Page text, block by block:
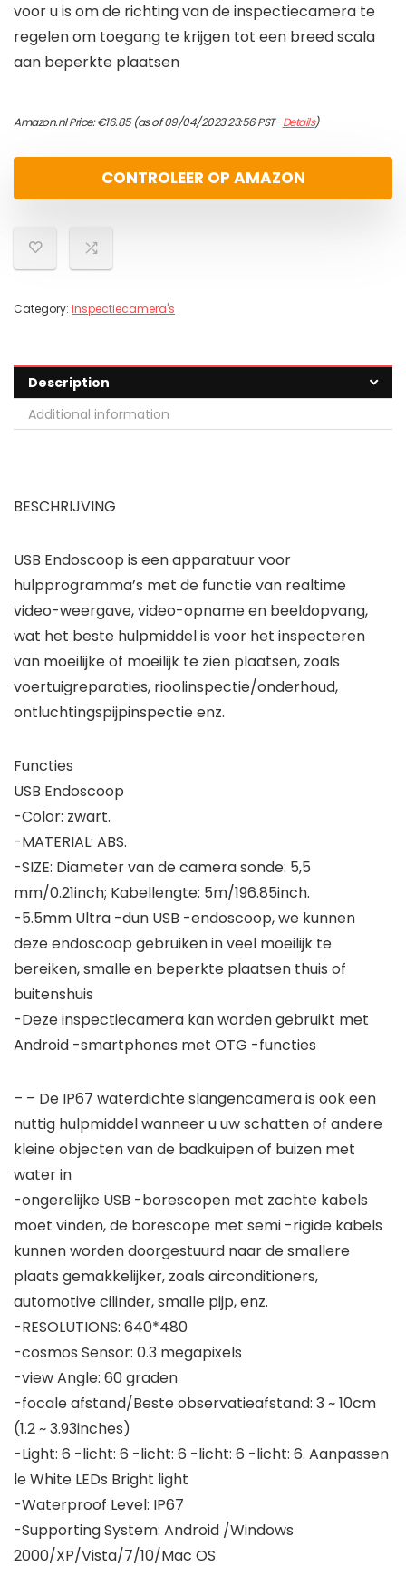
voor u is om de richting van de inspectiecamera te
regelen om toegang te krijgen tot een breed scala
aan beperkte plaatsen
Amazon.nl Price:€16.85(as of 09/04/2023 23:56 PST-Details)
CONTROLEER OP AMAZON
Category: Inspectiecamera's
Description
Additional information
BESCHRIJVING
USB Endoscoop is een apparatuur voor
hulpprogramma’s met de functie van realtime
video-weergave, video-opname en beeldopvang,
wat het beste hulpmiddel is voor het inspecteren
van moeilijke of moeilijk te zien plaatsen, zoals
voertuigreparaties, rioolinspectie/onderhoud,
ontluchtingspijpinspectie enz.
Functies
USB Endoscoop
-Color: zwart.
-MATERIAL: ABS.
-SIZE: Diameter van de camera sonde: 5,5
mm/0.21inch; Kabellengte: 5m/196.85inch.
-5.5mm Ultra -dun USB -endoscoop, we kunnen
deze endoscoop gebruiken in veel moeilijk te
bereiken, smalle en beperkte plaatsen thuis of
buitenshuis
-Deze inspectiecamera kan worden gebruikt met
Android -smartphones met OTG -functies
– – De IP67 waterdichte slangencamera is ook een
nuttig hulpmiddel wanneer u uw schatten of andere
kleine objecten van de badkuipen of buizen met
water in
-ongerelijke USB -borescopen met zachte kabels
moet vinden, de borescope met semi -rigide kabels
kunnen worden doorgestuurd naar de smallere
plaats gemakkelijker, zoals airconditioners,
automotive cilinder, smalle pijp, enz.
-RESOLUTIONS: 640*480
-cosmos Sensor: 0.3 megapixels
-view Angle: 60 graden
-focale afstand/Beste observatieafstand: 3 ~ 10cm
(1.2 ~ 3.93inches)
-Light: 6 -licht: 6 -licht: 6 -licht: 6 -licht: 6. Aanpassen
le White LEDs Bright light
-Waterproof Level: IP67
-Supporting System: Android /Windows
2000/XP/Vista/7/10/Mac OS